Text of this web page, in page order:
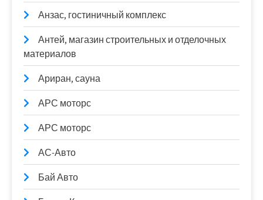
Анзас, гостиничный комплекс
Антей, магазин строительных и отделочных
материалов
Ариран, сауна
АРС моторс
АРС моторс
АС-Авто
Бай Авто